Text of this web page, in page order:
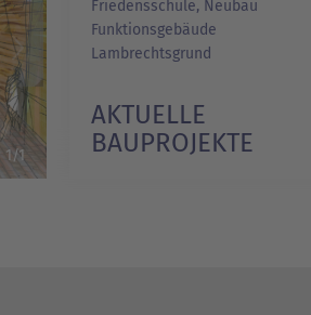
1/1
AKTUELLE
BAUPROJEKTE
Friedensschule, Neubau
Funktionsgebäude
Lambrechtsgrund